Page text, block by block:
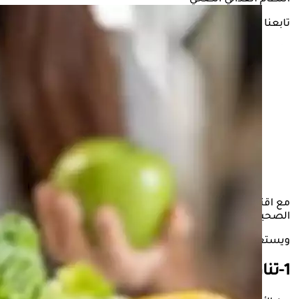
تابعنا على
مع اقتراب موسم الأعياد والحفلات والتجمعات العائلية،
الصحية، مما قد يؤدي إلى زيادة الوزن ومشاكل في الهضم.
ويستعرض "الكونسلتو"، في التقرير التالي، 7 نصائح غذائية تساعد على التمتع بالعطلات دون التأثير على الصحة العامة، وفقًا لـ"" thehealthsite.
1-تناول الطعام قبل مغادرة المنزل